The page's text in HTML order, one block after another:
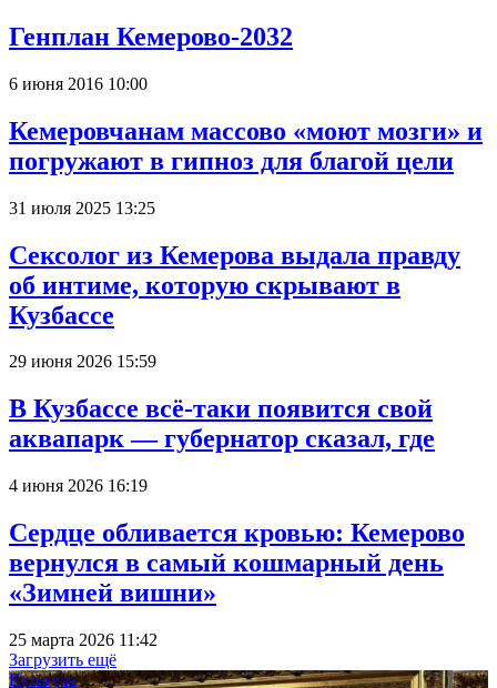
Генплан Кемерово-2032
6 июня 2016 10:00
Кемеровчанам массово «моют мозги» и
погружают в гипноз для благой цели
31 июля 2025 13:25
Сексолог из Кемерова выдала правду
об интиме, которую скрывают в
Кузбассе
29 июня 2026 15:59
В Кузбассе всё-таки появится свой
аквапарк — губернатор сказал, где
4 июня 2026 16:19
Сердце обливается кровью: Кемерово
вернулся в самый кошмарный день
«Зимней вишни»
25 марта 2026 11:42
Загрузить ещё
Культура